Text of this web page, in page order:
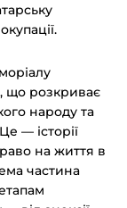
що розкриває
народу та
— історії
на життя в
частина